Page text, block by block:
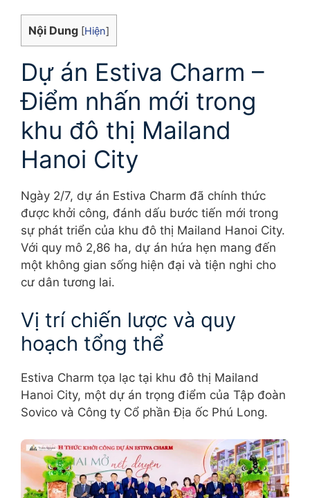
Nội Dung [Hiện]
Dự án Estiva Charm –
Điểm nhấn mới trong
khu đô thị Mailand
Hanoi City
Ngày 2/7, dự án Estiva Charm đã chính thức
được khởi công, đánh dấu bước tiến mới trong
sự phát triển của khu đô thị Mailand Hanoi City.
Với quy mô 2,86 ha, dự án hứa hẹn mang đến
một không gian sống hiện đại và tiện nghi cho
cư dân tương lai.
Vị trí chiến lược và quy
hoạch tổng thể
Estiva Charm tọa lạc tại khu đô thị Mailand
Hanoi City, một dự án trọng điểm của Tập đoàn
Sovico và Công ty Cổ phần Địa ốc Phú Long.